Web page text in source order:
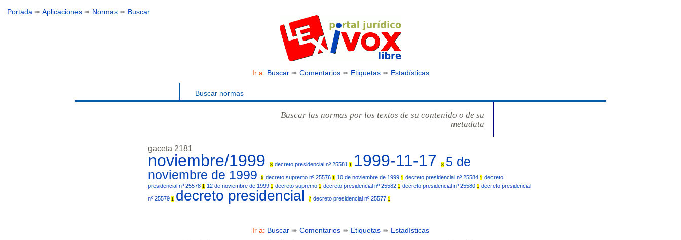
Portada ➠Aplicaciones ➠ Normas ➠ Buscar
Ir a: Buscar➠ Comentarios➠ Etiquetas➠ Estadísticas
Buscar normas
Buscar las normas por los textos de su contenido o de su
metadata
gaceta 2181
noviembre/1999 8 decreto presidencial nº 25581 1 1999-11-17 8 5 de
noviembre de 1999
6 decreto supremo nº 25576 1 10 de noviembre de 1999 1 decreto presidencial nº 25584 1 decreto
presidencial nº 25578 1 12 de noviembre de 1999 1 decreto supremo 1 decreto presidencial nº 25582 1 decreto presidencial nº 25580 1 decreto presidencial
nº 25579 1 decreto presidencial 7 decreto presidencial nº 25577 1
Ir a: Buscar➠ Comentarios➠ Etiquetas➠ Estadísticas